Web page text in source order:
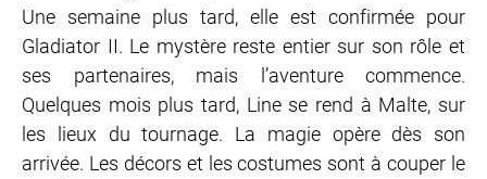
Une semaine plus tard, elle est confirmée pour
Gladiator II. Le mystère reste entier sur son rôle et
ses partenaires, mais l’aventure commence.
Quelques mois plus tard, Line se rend à Malte, sur
les lieux du tournage. La magie opère dès son
arrivée. Les décors et les costumes sont à couper le